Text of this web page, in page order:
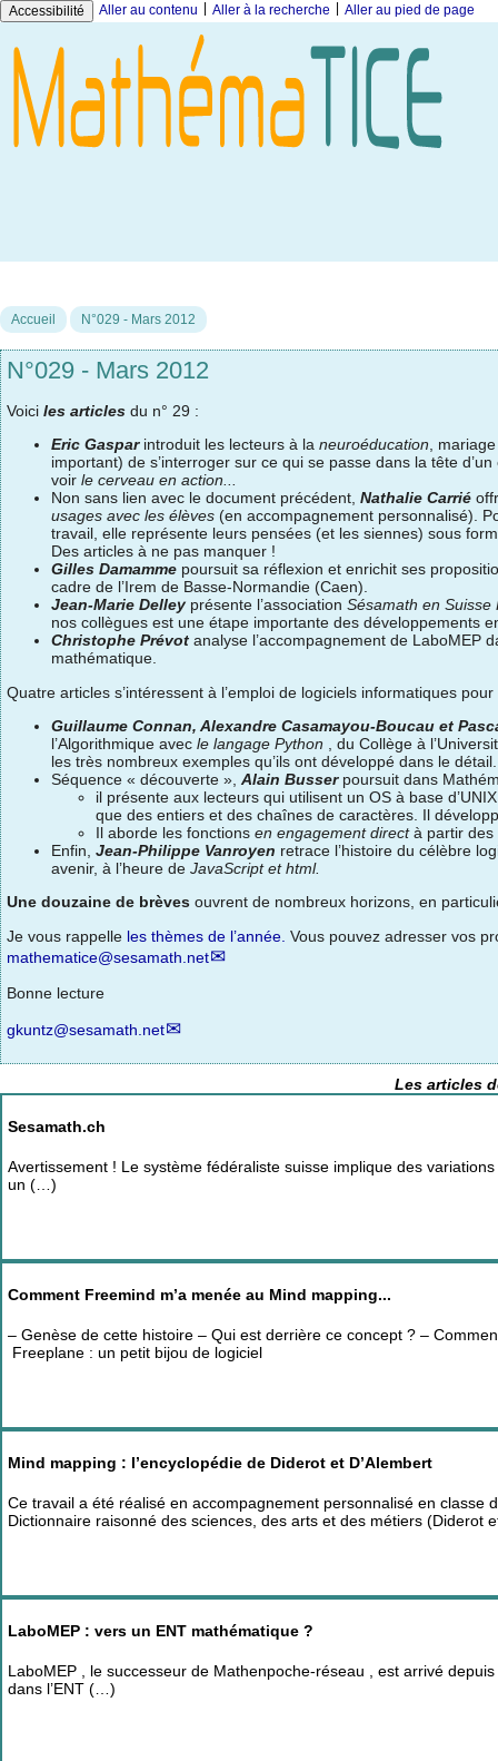
Accessibilité Aller au contenu Aller à la recherche Aller au pied de page
Accueil N°029 - Mars 2012
N°029 - Mars 2012
Voici les articles du n° 29 :
Eric Gaspar introduit les lecteurs à la neuroéducation ,
important) de s’interroger sur ce qui se passe dans la tête
voir le cerveau en action...
Non sans lien avec le document précédent, Nathalie Carrié
usages avec les élèves (en accompagnement personnalisé).
travail, elle représente leurs pensées (et les siennes) sous
Des articles à ne pas manquer !
Gilles Damamme poursuit sa réflexion et enrichit ses
cadre de l’Irem de Basse-Normandie (Caen).
Jean-Marie Delley présente l’association Sésamath en Suisse
nos collègues est une étape importante des développements
Christophe Prévot analyse l’accompagnement de LaboMEP
mathématique.
Quatre articles s’intéressent à l’emploi de logiciels informatiques
Guillaume Connan, Alexandre Casamayou-Boucau et
l’Algorithmique avec le langage Python
, du Collège à
les très nombreux exemples qu’ils ont développé dans le
Séquence « découverte », Alain Busser poursuit dans
il présente aux lecteurs qui utilisent un OS à base
que des entiers et des chaînes de caractères. Il
Il aborde les fonctions en engagement directà partir des
Enfin, Jean-Philippe Vanroyen retrace l’histoire du célèbre
avenir, à l’heure de JavaScript et html.
Une douzaine de brèves ouvrent de nombreux horizons, en
Je vous rappelle les thèmes de l’année. Vous pouvez adresser vos
mathematice@sesamath.net
Bonne lecture
gkuntz@sesamath.net
Les articles
Sesamath.ch
Avertissement ! Le système fédéraliste suisse implique des
un (…)
Comment Freemind m’a menée au Mind mapping...
– Genèse de cette histoire – Qui est derrière ce concept ? –
Freeplane : un petit bijou de logiciel
Mind mapping : l’encyclopédie de Diderot et D’Alembert
Ce travail a été réalisé en accompagnement personnalisé en classe
Dictionnaire raisonné des sciences, des arts et des métiers (Diderot
LaboMEP : vers un ENT mathématique ?
LaboMEP , le successeur de Mathenpoche-réseau , est arrivé
dans l’ENT (…)